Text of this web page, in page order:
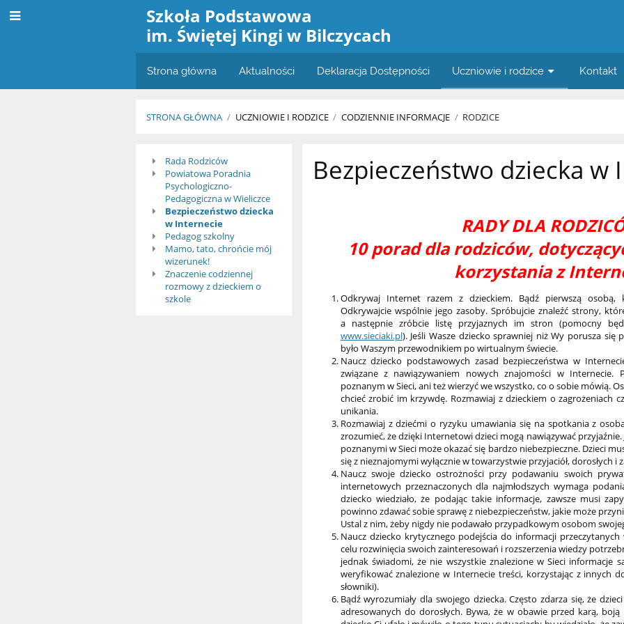
Szkoła Podstawowa
im. Świętej Kingi w Bilczycach
Strona główna Aktualności Deklaracja Dostępności Uczniowie i rodzice Kontakt
STRONA GŁÓWNA / UCZNIOWIE I RODZICE / CODZIENNIE INFORMACJE / RODZICE
Rodzice
Rada Rodziców
Powiatowa Poradnia
Psychologiczno-
Pedagogiczna w Wieliczce
Bezpieczeństwo dziecka
w Internecie
Pedagog szkolny
Mamo, tato, chrońcie mój
wizerunek!
Znaczenie codziennej
rozmowy z dzieckiem o
szkole
Bezpieczeństwo dziecka w
RADY DLA
10 porad dla rodziców,
korzystania z
Odkrywaj Internet razem z dzieckiem. Bądź pierwszą
Odkrywajcie wspólnie jego zasoby. Spróbujcie znaleźć strony,
a następnie zróbcie listę przyjaznych im stron (pomocny
www.sieciaki.pl). Jeśli Wasze dziecko sprawniej niż Wy porusza się
było Waszym przewodnikiem po wirtualnym świecie.
Naucz dziecko podstawowych zasad bezpieczeństwa w
związane z nawiązywaniem nowych znajomości w
poznanym w Sieci, ani też wierzyć we wszystko, co o sobie mówią.
chcieć zrobić im krzywdę. Rozmawiaj z dzieckiem o zagrożeniach
unikania.
Rozmawiaj z dziećmi o ryzyku umawiania się na spotkania z
zrozumieć, że dzięki Internetowi dzieci mogą nawiązywać
poznanymi w Sieci może okazać się bardzo niebezpieczne. Dzieci
się z nieznajomymi wyłącznie w towarzystwie przyjaciół, dorosłych
Naucz swoje dziecko ostrożności przy podawaniu swoich
internetowych przeznaczonych dla najmłodszych wymaga
dziecko wiedziało, że podając takie informacje, zawsze musi
powinno zdawać sobie sprawę z niebezpieczeństw, jakie może
Ustal z nim, żeby nigdy nie podawało przypadkowym osobom
Naucz dziecko krytycznego podejścia do informacji
celu rozwinięcia swoich zainteresowań i rozszerzenia wiedzy
jednak świadomi, że nie wszystkie znalezione w Sieci informacje
weryfikować znalezione w Internecie treści, korzystając z innych
słowniki).
Bądź wyrozumiały dla swojego dziecka. Często zdarza się, że
adresowanych do dorosłych. Bywa, że w obawie przed karą,